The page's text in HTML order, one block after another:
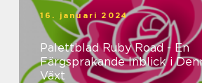
16. januari 2024
Palettblad Ruby Road - En
Färgsprakande Inblick i
Växt